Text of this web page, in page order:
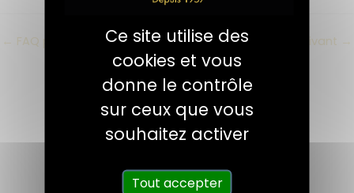
← FAQ précédent FAQ suivant →
Ce site utilise des
cookies et vous
donne le contrôle
sur ceux que vous
souhaitez activer
Tout accepter